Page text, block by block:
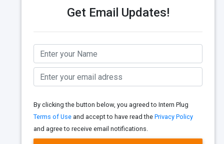
Get Email Updates!
By clicking the button below, you agreed to Intern Plug
Terms of Use and accept to have read the Privacy Policy
and agree to receive email notifications.